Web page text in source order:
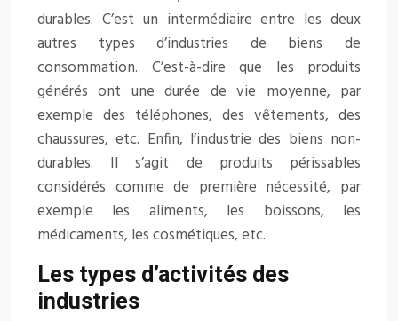
durables. C’est un intermédiaire entre les deux
autres types d’industries de biens de
consommation. C’est-à-dire que les produits
générés ont une durée de vie moyenne, par
exemple des téléphones, des vêtements, des
chaussures, etc. Enfin, l’industrie des biens non-
durables. Il s’agit de produits périssables
considérés comme de première nécessité, par
exemple les aliments, les boissons, les
médicaments, les cosmétiques, etc.
Les types d’activités des
industries